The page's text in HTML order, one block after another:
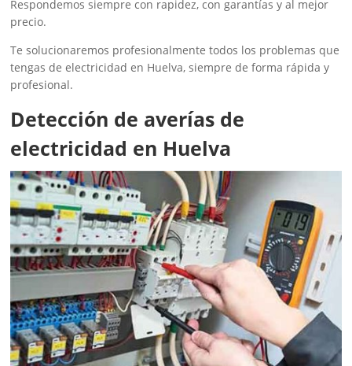
Respondemos siempre con rapidez, con garantías y al mejor
precio.
Te solucionaremos profesionalmente todos los problemas que
tengas de electricidad en Huelva, siempre de forma rápida y
profesional.
Detección de averías de
electricidad en Huelva